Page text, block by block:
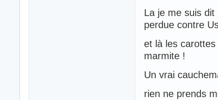
La je me suis
perdue contre
et là les
marmite !
Un vrai
rien ne prends